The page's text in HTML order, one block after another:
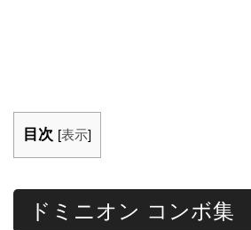
目次 [表示]
ドミニオン コンボ集